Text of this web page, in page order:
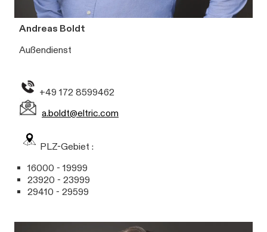
Andreas Boldt
Außendienst
+49 172 8599462
a.boldt@eltric.com
PLZ-Gebiet :
16000 - 19999
23920 - 23999
29410 - 29599